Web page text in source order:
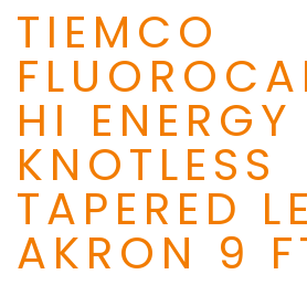
TIEMCO
HI ENERGY
KNOTLESS
TAPERED
AKRON 9